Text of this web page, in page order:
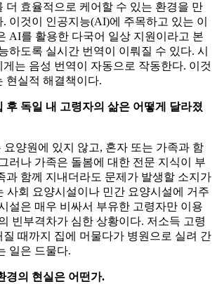
더 효율적으로 케어할 수 있는 환경을 만
이것이 인공지능(AI)에 주목하고 있는 이
AI를 활용한 다국어 일상 지원이라고 본
하도록 실시간 번역이 이뤄질 수 있다. 시
는 음성 번역이 자동으로 작동한다. 이것
현실적 해결책이다.
후 독일 내 고령자의 삶은 어떻게 달라졌
요양원에 있지 않고, 혼자 또는 가족과 함
러나 가족은 돌봄에 대한 전문 지식이 부
과 함께 지내더라도 문제가 발생할 소지가
사회 요양시설이나 민간 요양시설에 거주
설은 매우 비싸서 부유한 고령자만 이용
빈부격차가 심한 상황이다. 저소득 고령
때까지 집에 머물다가 병원으로 실려 간
일은 드물다.
경의 현실은 어떤가.